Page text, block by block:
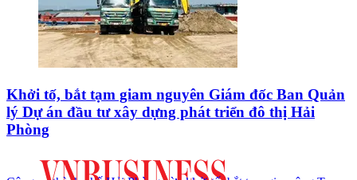
Khởi tố, bắt tạm giam nguyên Giám đốc Ban Quản
lý Dự án đầu tư xây dựng phát triển đô thị Hải
Phòng